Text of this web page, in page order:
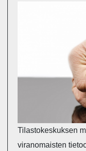
Tilastokeskuksen
viranomaisten